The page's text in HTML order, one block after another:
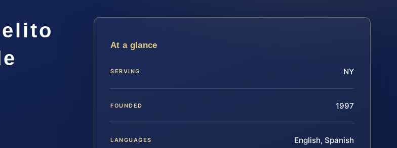
At a glance
SERVING NY
FOUNDED 1997
LANGUAGES English, Spanish